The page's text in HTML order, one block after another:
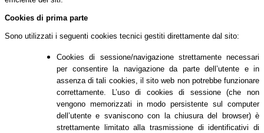
Cookies di prima parte
Sono utilizzati i seguenti cookies tecnici gestiti direttamente dal sito:
Cookies di sessione/navigazione strettamente necessari
per consentire la navigazione da parte dell’utente e in
assenza di tali cookies, il sito web non potrebbe funzionare
correttamente. L’uso di cookies di sessione (che non
vengono memorizzati in modo persistente sul computer
dell’utente e svaniscono con la chiusura del browser) è
strettamente limitato alla trasmissione di identificativi di